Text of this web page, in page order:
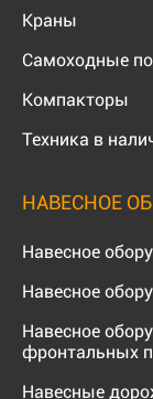
Краны
Самоходные
Компакторы
Техника в
НАВЕСНОЕ
Навесное
Навесное
Навесное
фронтальных
Навесные